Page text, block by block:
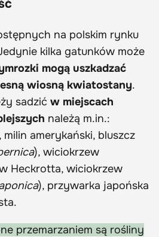
na polskim rynku
kilka gatunków może
mogą uszkadzać
wiosną kwiatostany.
sadzić w miejscach
należą m.in.:
amerykański, bluszcz
), wiciokrzew
Heckrotta, wiciokrzew
), przywarka japońska
przemarzaniem są rośliny